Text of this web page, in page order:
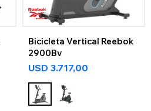
Bicicleta Vertical Reebok
2900Bv
USD 3.717,00